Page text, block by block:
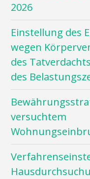
2026
Einstellung des
wegen
des
des
versuchtem